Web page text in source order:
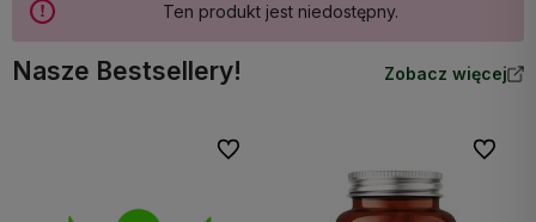
Ten produkt jest niedostępny.
Nasze Bestsellery! Zobacz więcej
Do ulubionych Do